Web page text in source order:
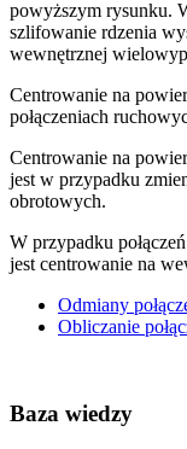
powyższym rysunku.
szlifowanie rdzenia
wewnętrznej
Centrowanie na
połączeniach
Centrowanie na
jest w przypadku
obrotowych.
W przypadku
jest centrowanie na
Odmiany
Obliczanie
Baza wiedzy